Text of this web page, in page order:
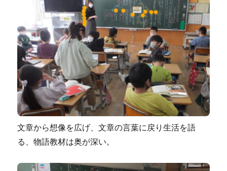
文章から想像を広げ、文章の言葉に戻り生活を語
る、物語教材は奥が深い。